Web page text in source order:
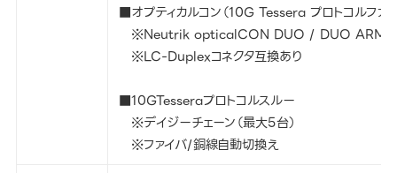
■オプティカルコン（10G Tessera プロトコルファ
※Neutrik opticalCON DUO / DUO
※LC-Duplexコネクタ互換あり
■10GTesseraプロトコルスルー
※デイジーチェーン（最大5台）
※ファイバ/銅線自動切換え